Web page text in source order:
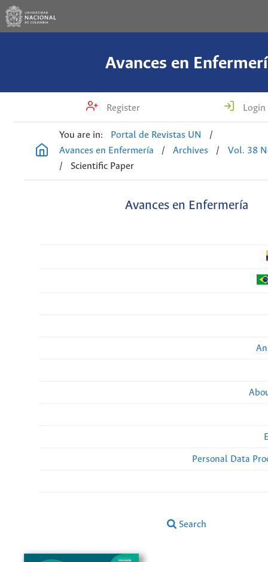
Avances en
Register Login
You are in: Portal de Revistas UN
/
Avances en Enfermería
/ Archives /
Vol. 38
/
Scientific Paper
Avances en Enfermería
Personal Data
Search